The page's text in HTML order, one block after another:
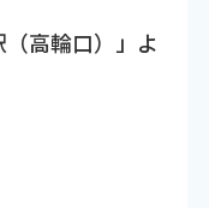
高輪口）」よ